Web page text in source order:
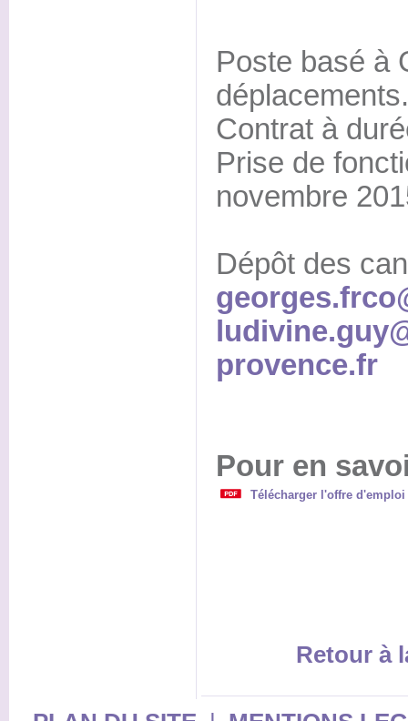
Poste basé à
déplacements.
Contrat à
Prise de
novembre
Dépôt des
provence.fr
Pour en
Télécharger l'offre d'emploi
Retour à